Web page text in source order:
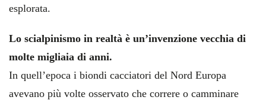
esplorata.
Lo scialpinismo in realtà è un’invenzione vecchia di
molte migliaia di anni.
In quell’epoca i biondi cacciatori del Nord Europa
avevano più volte osservato che correre o camminare